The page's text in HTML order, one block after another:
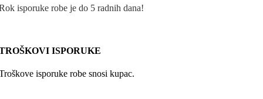
isporuke robe je do 5 radnih dana!
ISPORUKE
isporuke robe snosi kupac.